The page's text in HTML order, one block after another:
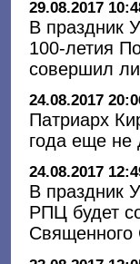
29.08.2017
В праздник
100-летия
совершил
24.08.2017
Патриарх
года еще не
24.08.2017
В праздник
РПЦ будет
Священного